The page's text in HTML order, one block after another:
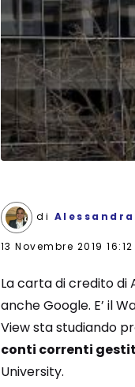
di
13 Novembre 2019 16:12
La carta di credito di
anche Google. E’ il
View sta studiando
conti correnti
University.